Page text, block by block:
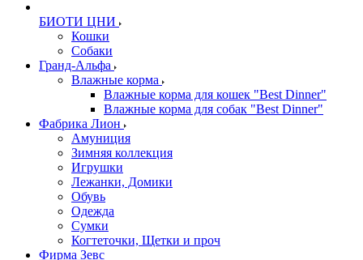
БИОТИ ЦНИ
Кошки
Собаки
Гранд-Альфа
Влажные корма
Влажные корма для кошек "Best Dinner"
Влажные корма для собак "Best Dinner"
Фабрика Лион
Амуниция
Зимняя коллекция
Игрушки
Лежанки, Домики
Обувь
Одежда
Сумки
Когтеточки, Щетки и проч
Фирма Зевс